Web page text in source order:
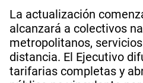
La actualización
alcanzará a colectivos
metropolitanos,
distancia. El Ejecutivo
tarifarias completas y